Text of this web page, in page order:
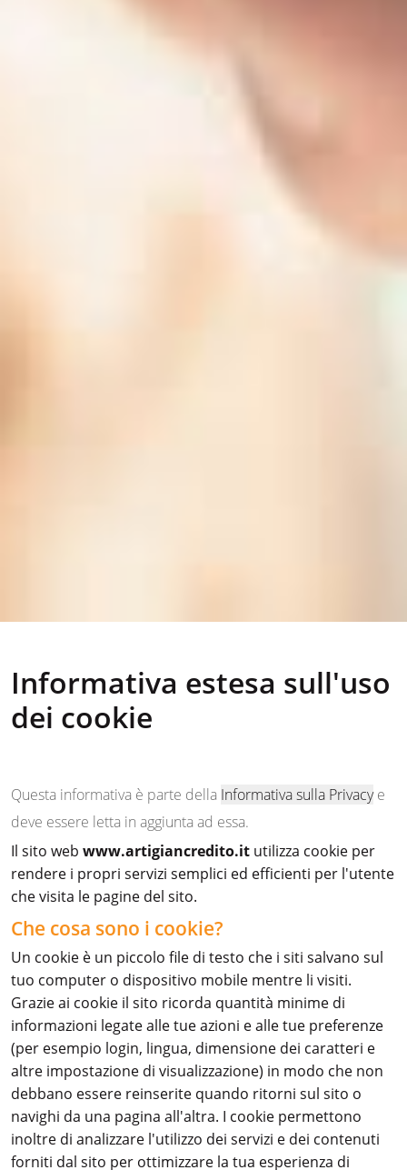
Informativa estesa sull'uso
dei cookie
Questa informativa è parte della Informativa sulla Privacye
deve essere letta in aggiunta ad essa.
Il sito web www.artigiancredito.it utilizza cookie per
rendere i propri servizi semplici ed efficienti per l'utente
che visita le pagine del sito.
Che cosa sono i cookie?
Un cookie è un piccolo file di testo che i siti salvano sul
tuo computer o dispositivo mobile mentre li visiti.
Grazie ai cookie il sito ricorda quantità minime di
informazioni legate alle tue azioni e alle tue preferenze
(per esempio login, lingua, dimensione dei caratteri e
altre impostazione di visualizzazione) in modo che non
debbano essere reinserite quando ritorni sul sito o
navighi da una pagina all'altra. I cookie permettono
inoltre di analizzare l'utilizzo dei servizi e dei contenuti
forniti dal sito per ottimizzare la tua esperienza di